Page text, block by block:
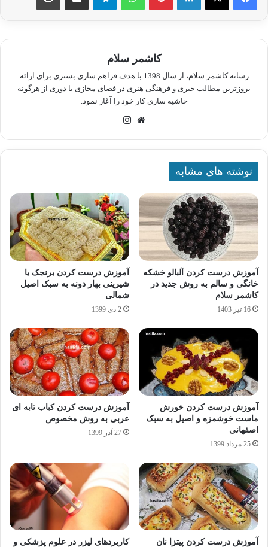
کاشمر سلام
رسانه کاشمر سلام، از سال 1398 با هدف فراهم سازی بستری برای ارائه
بروزترین مطالب خبری و فرهنگی هنری در فضای مجازی با دوری از هرگونه
حاشیه سازی کار خود را آغاز نمود.
وبسایت
نوشته های مشابه
آموزش درست کردن آلبالو خشکه
خانگی و سالم به روش جدید در
کاشمر سلام
16 تیر 1403
آموزش درست کردن برنجک یا
شیرینی بهار دونه به سبک اصیل
شمالی
2 دی 1399
آموزش درست کردن خورش
ماست خوشمزه و اصیل به سبک
اصفهانی
25 مرداد 1399
آموزش درست کردن کباب تابه ای
عربی به روش مخصوص
27 آذر 1399
آموزش درست کردن پیتزا نان
کاربردهای لیزر در علوم پزشکی و